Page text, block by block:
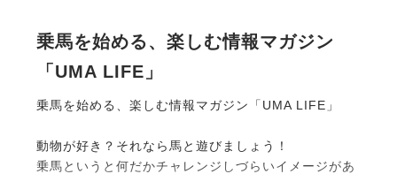
乗馬を始める、楽しむ情報マガジン
「UMA LIFE」
乗馬を始める、楽しむ情報マガジン「UMA LIFE」
動物が好き？それなら馬と遊びましょう！
乗馬というと何だかチャレンジしづらいイメージがあ